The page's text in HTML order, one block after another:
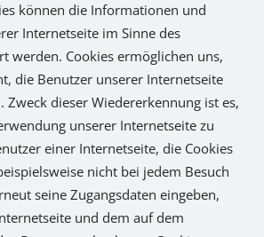
können die Informationen und
Internetseite im Sinne des
werden. Cookies ermöglichen uns,
die Benutzer unserer Internetseite
Zweck dieser Wiedererkennung ist es,
unserer Internetseite zu
einer Internetseite, die Cookies
nicht bei jedem Besuch
seine Zugangsdaten eingeben,
und dem auf dem